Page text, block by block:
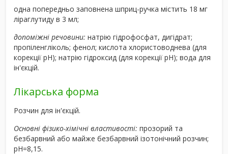
одна попередньо заповнена шприц-ручка містить 18 мг
ліраглутиду в 3 мл;
допоміжні речовини: натрію гідрофосфат, дигідрат;
пропіленгліколь; фенол; кислота хлористоводнева (для
корекції рН); натрію гідроксид (для корекції рН); вода для
ін'єкцій.
Лікарська форма
Розчин для ін'єкцій.
Основні фізико-хімічні властивості: прозорий та
безбарвний або майже безбарвний ізотонічний розчин;
рН=8,15.